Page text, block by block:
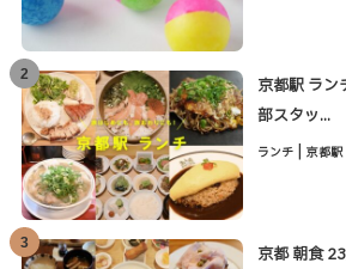
2
京都駅 ラン
部スタッ...
ランチ | 京都駅
3
京都 朝食